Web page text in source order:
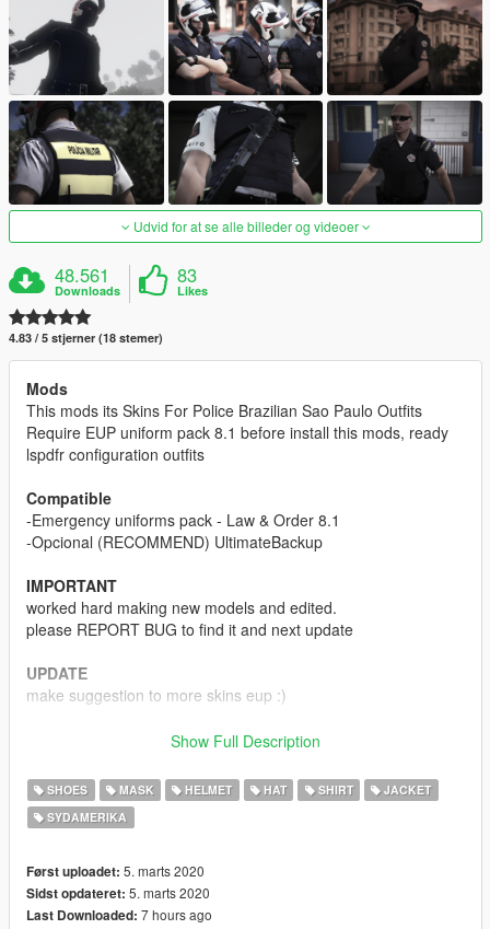
Udvid for at se alle billeder og videoer
48.561
Downloads
83
Likes
4.83 / 5 stjerner (18 stemer)
Mods
This mods its Skins For Police Brazilian Sao Paulo Outfits
Require EUP uniform pack 8.1 before install this mods, ready
lspdfr configuration outfits
Compatible
-Emergency uniforms pack - Law & Order 8.1
-Opcional (RECOMMEND) UltimateBackup
IMPORTANT
worked hard making new models and edited.
please REPORT BUG to find it and next update
UPDATE
make suggestion to more skins eup :)
Model3D/Texture By Mr.KobraX
Remodel3D/Texture By Mr.KobraX
Capacete ROCAM/PRF
Model3D/Texture By Mr.KobraX
Show Full Description
SHOES MASK HELMET HAT SHIRT
JACKET
SYDAMERIKA
Først uploadet: 5. marts 2020
Sidst opdateret: 5. marts 2020
Last Downloaded: 7 hours ago